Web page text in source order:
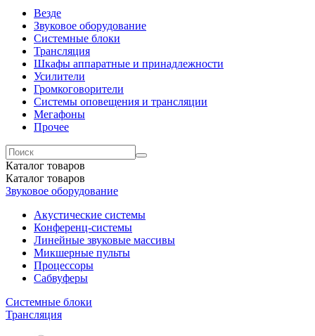
Везде
Звуковое оборудование
Системные блоки
Трансляция
Шкафы аппаратные и принадлежности
Усилители
Громкоговорители
Системы оповещения и трансляции
Мегафоны
Прочее
Каталог товаров
Каталог товаров
Звуковое оборудование
Акустические системы
Конференц-системы
Линейные звуковые массивы
Микшерные пульты
Процессоры
Сабвуферы
Системные блоки
Трансляция